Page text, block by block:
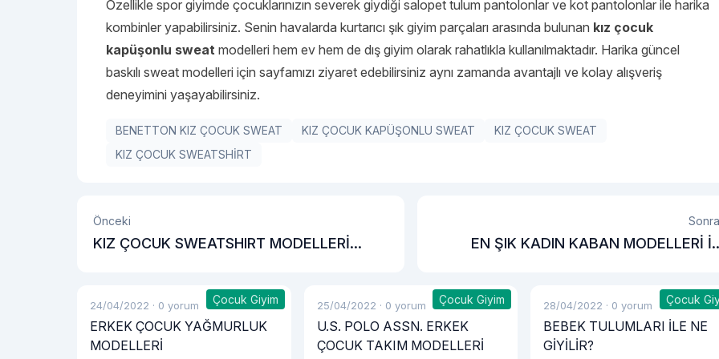
Özellikle spor giyimde çocuklarınızın severek giydiği salopet tulum pantolonlar ve kot pantolonlar ile harika
kombinler yapabilirsiniz. Senin havalarda kurtarıcı şık giyim parçaları arasında bulunan kız çocuk
kapüşonlu sweat modelleri hem ev hem de dış giyim olarak rahatlıkla kullanılmaktadır. Harika güncel
baskılı sweat modelleri için sayfamızı ziyaret edebilirsiniz aynı zamanda avantajlı ve kolay alışveriş
deneyimini yaşayabilirsiniz.
BENETTON KIZ ÇOCUK SWEAT KIZ ÇOCUK KAPÜŞONLU SWEAT
KIZ ÇOCUK SWEAT
KIZ ÇOCUK SWEATSHİRT
Önceki
KIZ ÇOCUK SWEATSHIRT MODELLERİ
EN ŞIK KADIN KABAN MODELLERİ
Çocuk Giyim
24/04/2022 · 0 yorum
ERKEK ÇOCUK YAĞMURLUK
MODELLERİ
Çocuk Giyim
25/04/2022 · 0 yorum
U.S. POLO ASSN. ERKEK
ÇOCUK TAKIM MODELLERİ
Çocuk
28/04/2022 · 0 yorum
BEBEK TULUMLARI İLE NE
GİYİLİR?